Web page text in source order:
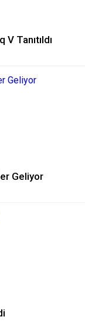
Tanıtıldı
Geliyor